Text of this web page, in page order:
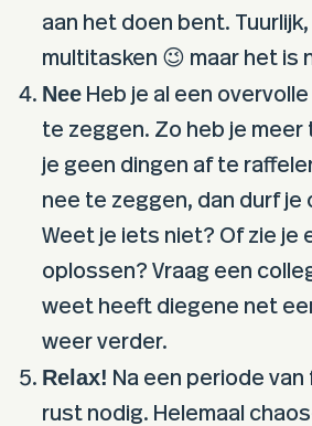
aan het doen bent.
multitasken 😉 maar het is
Nee Heb je al een
te zeggen. Zo heb je
je geen dingen af te
nee te zeggen, dan durf je
Weet je iets niet? Of zie je
oplossen? Vraag een
weet heeft diegene net
weer verder.
Relax! Na een periode
rust nodig. Helemaal